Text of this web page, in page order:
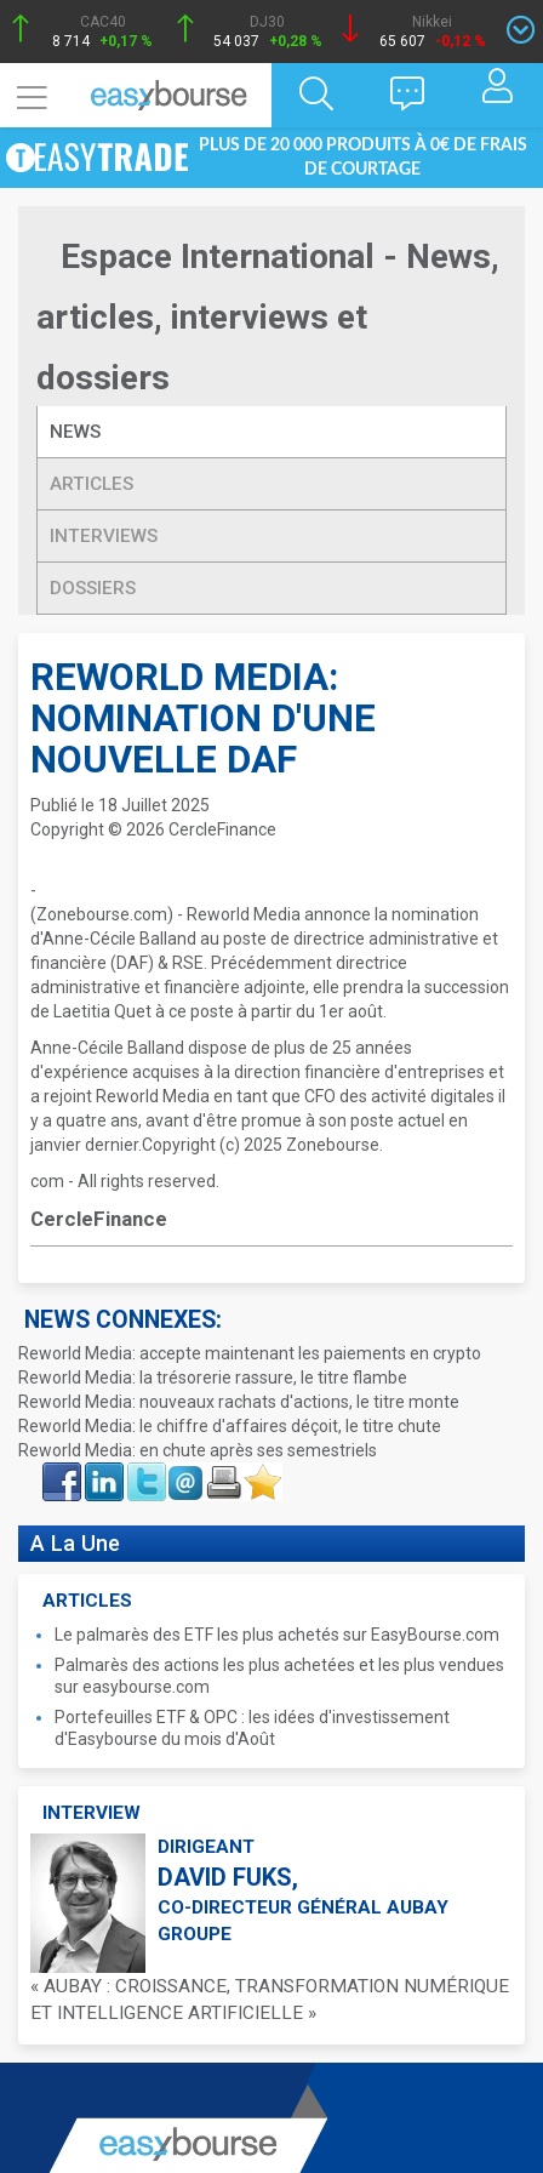
CAC40
8 714 +0,17 %
DJ30
54 037
+0,28 %
Nikkei
65 607
-0,12 %
PLUS DE 20 000 PRODUITS À 0€ DE FRAIS
DE COURTAGE
Espace International - News,
articles, interviews et
dossiers
NEWS
ARTICLES
INTERVIEWS
DOSSIERS
REWORLD MEDIA:
NOMINATION D'UNE
NOUVELLE DAF
Publié le 18 Juillet 2025
Copyright © 2026 CercleFinance
-
(Zonebourse.com) - Reworld Media annonce la nomination
d'Anne-Cécile Balland au poste de directrice administrative et
financière (DAF) & RSE. Précédemment directrice
administrative et financière adjointe, elle prendra la succession
de Laetitia Quet à ce poste à partir du 1er août.
Anne-Cécile Balland dispose de plus de 25 années
d'expérience acquises à la direction financière d'entreprises et
a rejoint Reworld Media en tant que CFO des activité digitales il
y a quatre ans, avant d'être promue à son poste actuel en
janvier dernier.Copyright (c) 2025 Zonebourse.
com - All rights reserved.
CercleFinance
NEWS CONNEXES:
Reworld Media: accepte maintenant les paiements en crypto
Reworld Media: la trésorerie rassure, le titre flambe
Reworld Media: nouveaux rachats d'actions, le titre monte
Reworld Media: le chiffre d'affaires déçoit, le titre chute
Reworld Media: en chute après ses semestriels
Face
book
LinkIn Twitter Envoyer ImprimerFavoris
A La Une
ARTICLES
Le palmarès des ETF les plus achetés sur EasyBourse.com
Palmarès des actions les plus achetées et les plus vendues
sur easybourse.com
Portefeuilles ETF & OPC : les idées d'investissement
d'Easybourse du mois d'Août
INTERVIEW
DIRIGEANT
DAVID FUKS,
CO-DIRECTEUR GÉNÉRAL AUBAY
GROUPE
« AUBAY : CROISSANCE, TRANSFORMATION NUMÉRIQUE
ET INTELLIGENCE ARTIFICIELLE »